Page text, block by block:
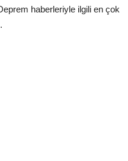
haberleriyle ilgili en çok